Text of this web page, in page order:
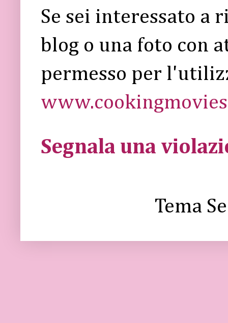
Se sei interessato a
blog o una foto con
permesso per
Segnala una
Tema